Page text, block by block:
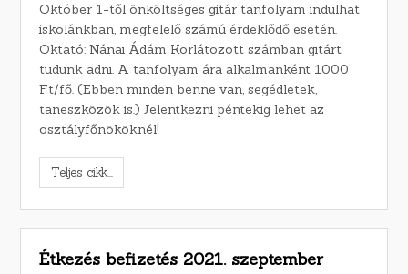
Október 1-től önköltséges gitár tanfolyam indulhat
iskolánkban, megfelelő számú érdeklődő esetén.
Oktató: Nánai Ádám Korlátozott számban gitárt
tudunk adni. A tanfolyam ára alkalmanként 1000
Ft/fő. (Ebben minden benne van, segédletek,
taneszközök is.) Jelentkezni péntekig lehet az
osztályfőnököknél!
Teljes cikk...
Étkezés befizetés 2021. szeptember